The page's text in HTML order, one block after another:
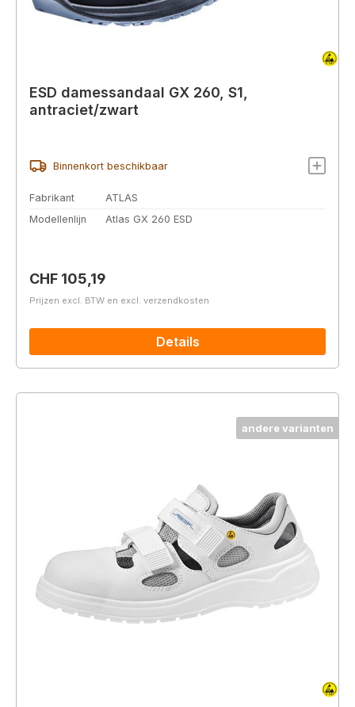
ESD damessandaal GX 260, S1,
antraciet/zwart
Binnenkort beschikbaar
Fabrikant
ATLAS
Modellenlijn
Atlas GX 260 ESD
Normale prijs:
CHF 105,19
Prijzen excl. BTW en excl. verzendkosten
Details
andere varianten